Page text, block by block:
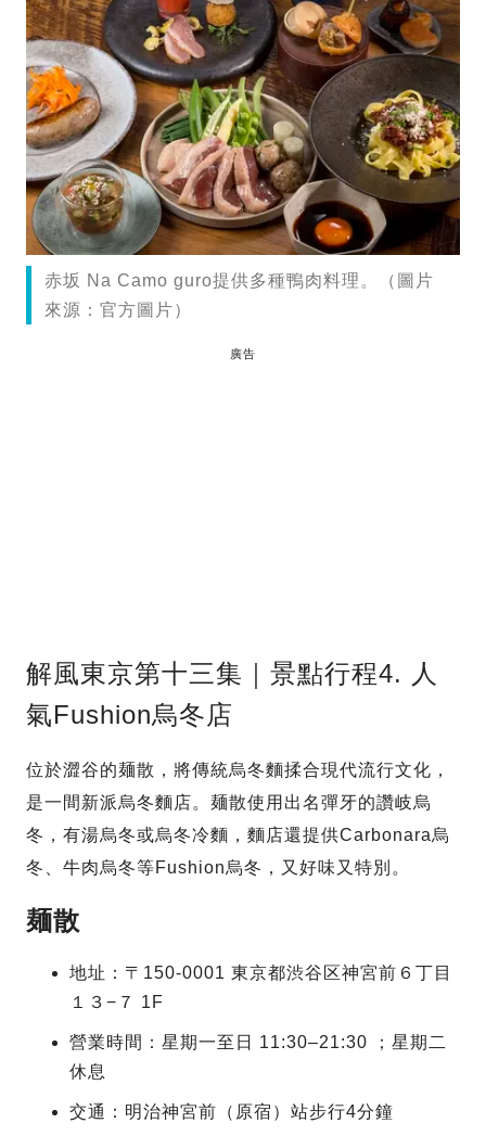
赤坂 Na Camo guro提供多種鴨肉料理。（圖片
來源：官方圖片）
廣告
解風東京第十三集｜景點行程4. 人
氣Fushion烏冬店
位於澀谷的麺散，將傳統烏冬麵揉合現代流行文化，
是一間新派烏冬麵店。麺散使用出名彈牙的讚岐烏
冬，有湯烏冬或烏冬冷麵，麵店還提供Carbonara烏
冬、牛肉烏冬等Fushion烏冬，又好味又特別。
麺散
地址：〒150-0001 東京都渋谷区神宮前６丁目
１３−７ 1F
營業時間：星期一至日 11:30–21:30 ；星期二
休息
交通：明治神宮前（原宿）站步行4分鐘